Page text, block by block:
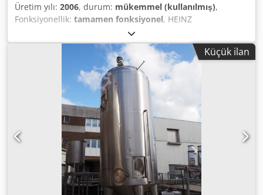
Üretim yılı: 2006, durum: mükemmel (kullanılmış),
Fonksiyonellik: tamamen fonksiyonel, HEINZ
OESTERWIEMANN | Yalıtımlı Dikey Basınçlı Tank / Sıcak Su
Buffer Tankı Üretici: Heinz Oesterwiemann GmbH Seri
numarası: 812 Üretim yılı: 2006 Dış boyutları: Ø 3750 mm
(çap) x 12000 mm (toplam yükseklik) Kapasite: 98.500 litre
Maksimum / minimum çalışma sıcaklığı: 70 / 5 °C
Cjdpfszczw Uex Anujrf Alman proses ekipmanları teknoloji
lideri Heinz Oesterwiemann GmbH’nin ürettiği büyük
hacimli, yalıtımlı dikey tank; etkileyici 98.500 litre nominal
kapasiteye sahip ileri düzey bir depolama ve buffer
ünitesidir. Cihaz, ısı kaybının minimumda tutulduğu
proses ortamlarında sıcaklık stabilitesinin kritik olduğu
büyük ölçekli gıda endüstrisi tesisleri (et işleme tesisleri,
işleme fabrikaları, mezbahalar, bira fabrikaları) için özel
olarak tasarlanmıştır. Tank, proses sıcak suyu için
Küçük ilan